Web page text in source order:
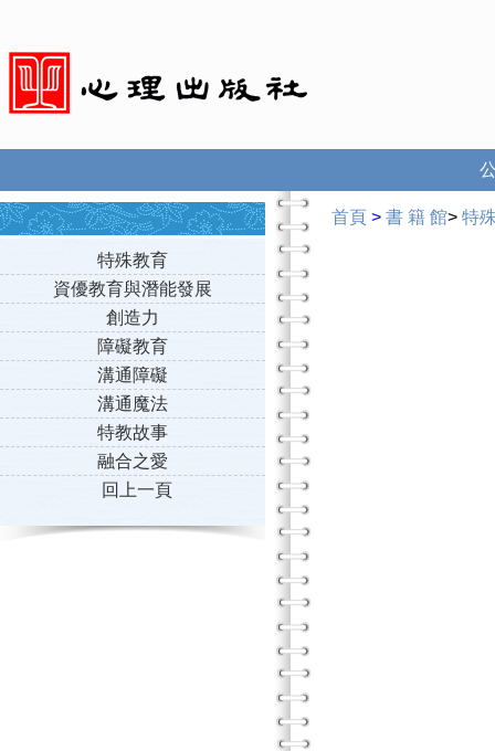
特殊教育
資優教育與潛能發展
創造力
障礙教育
溝通障礙
溝通魔法
特教故事
融合之愛
回上一頁
首頁 > 書 籍 館> 特